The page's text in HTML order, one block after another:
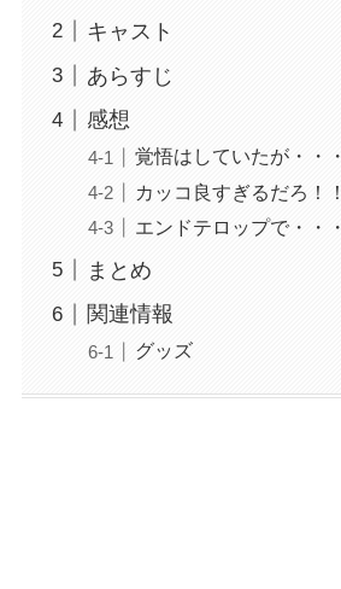
キャスト
あらすじ
感想
覚悟はしていたが・・・
カッコ良すぎるだろ！！
エンドテロップで・・・
まとめ
関連情報
グッズ